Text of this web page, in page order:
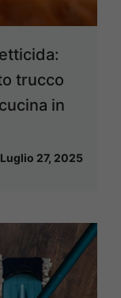
trucco
in
Luglio 27, 2025